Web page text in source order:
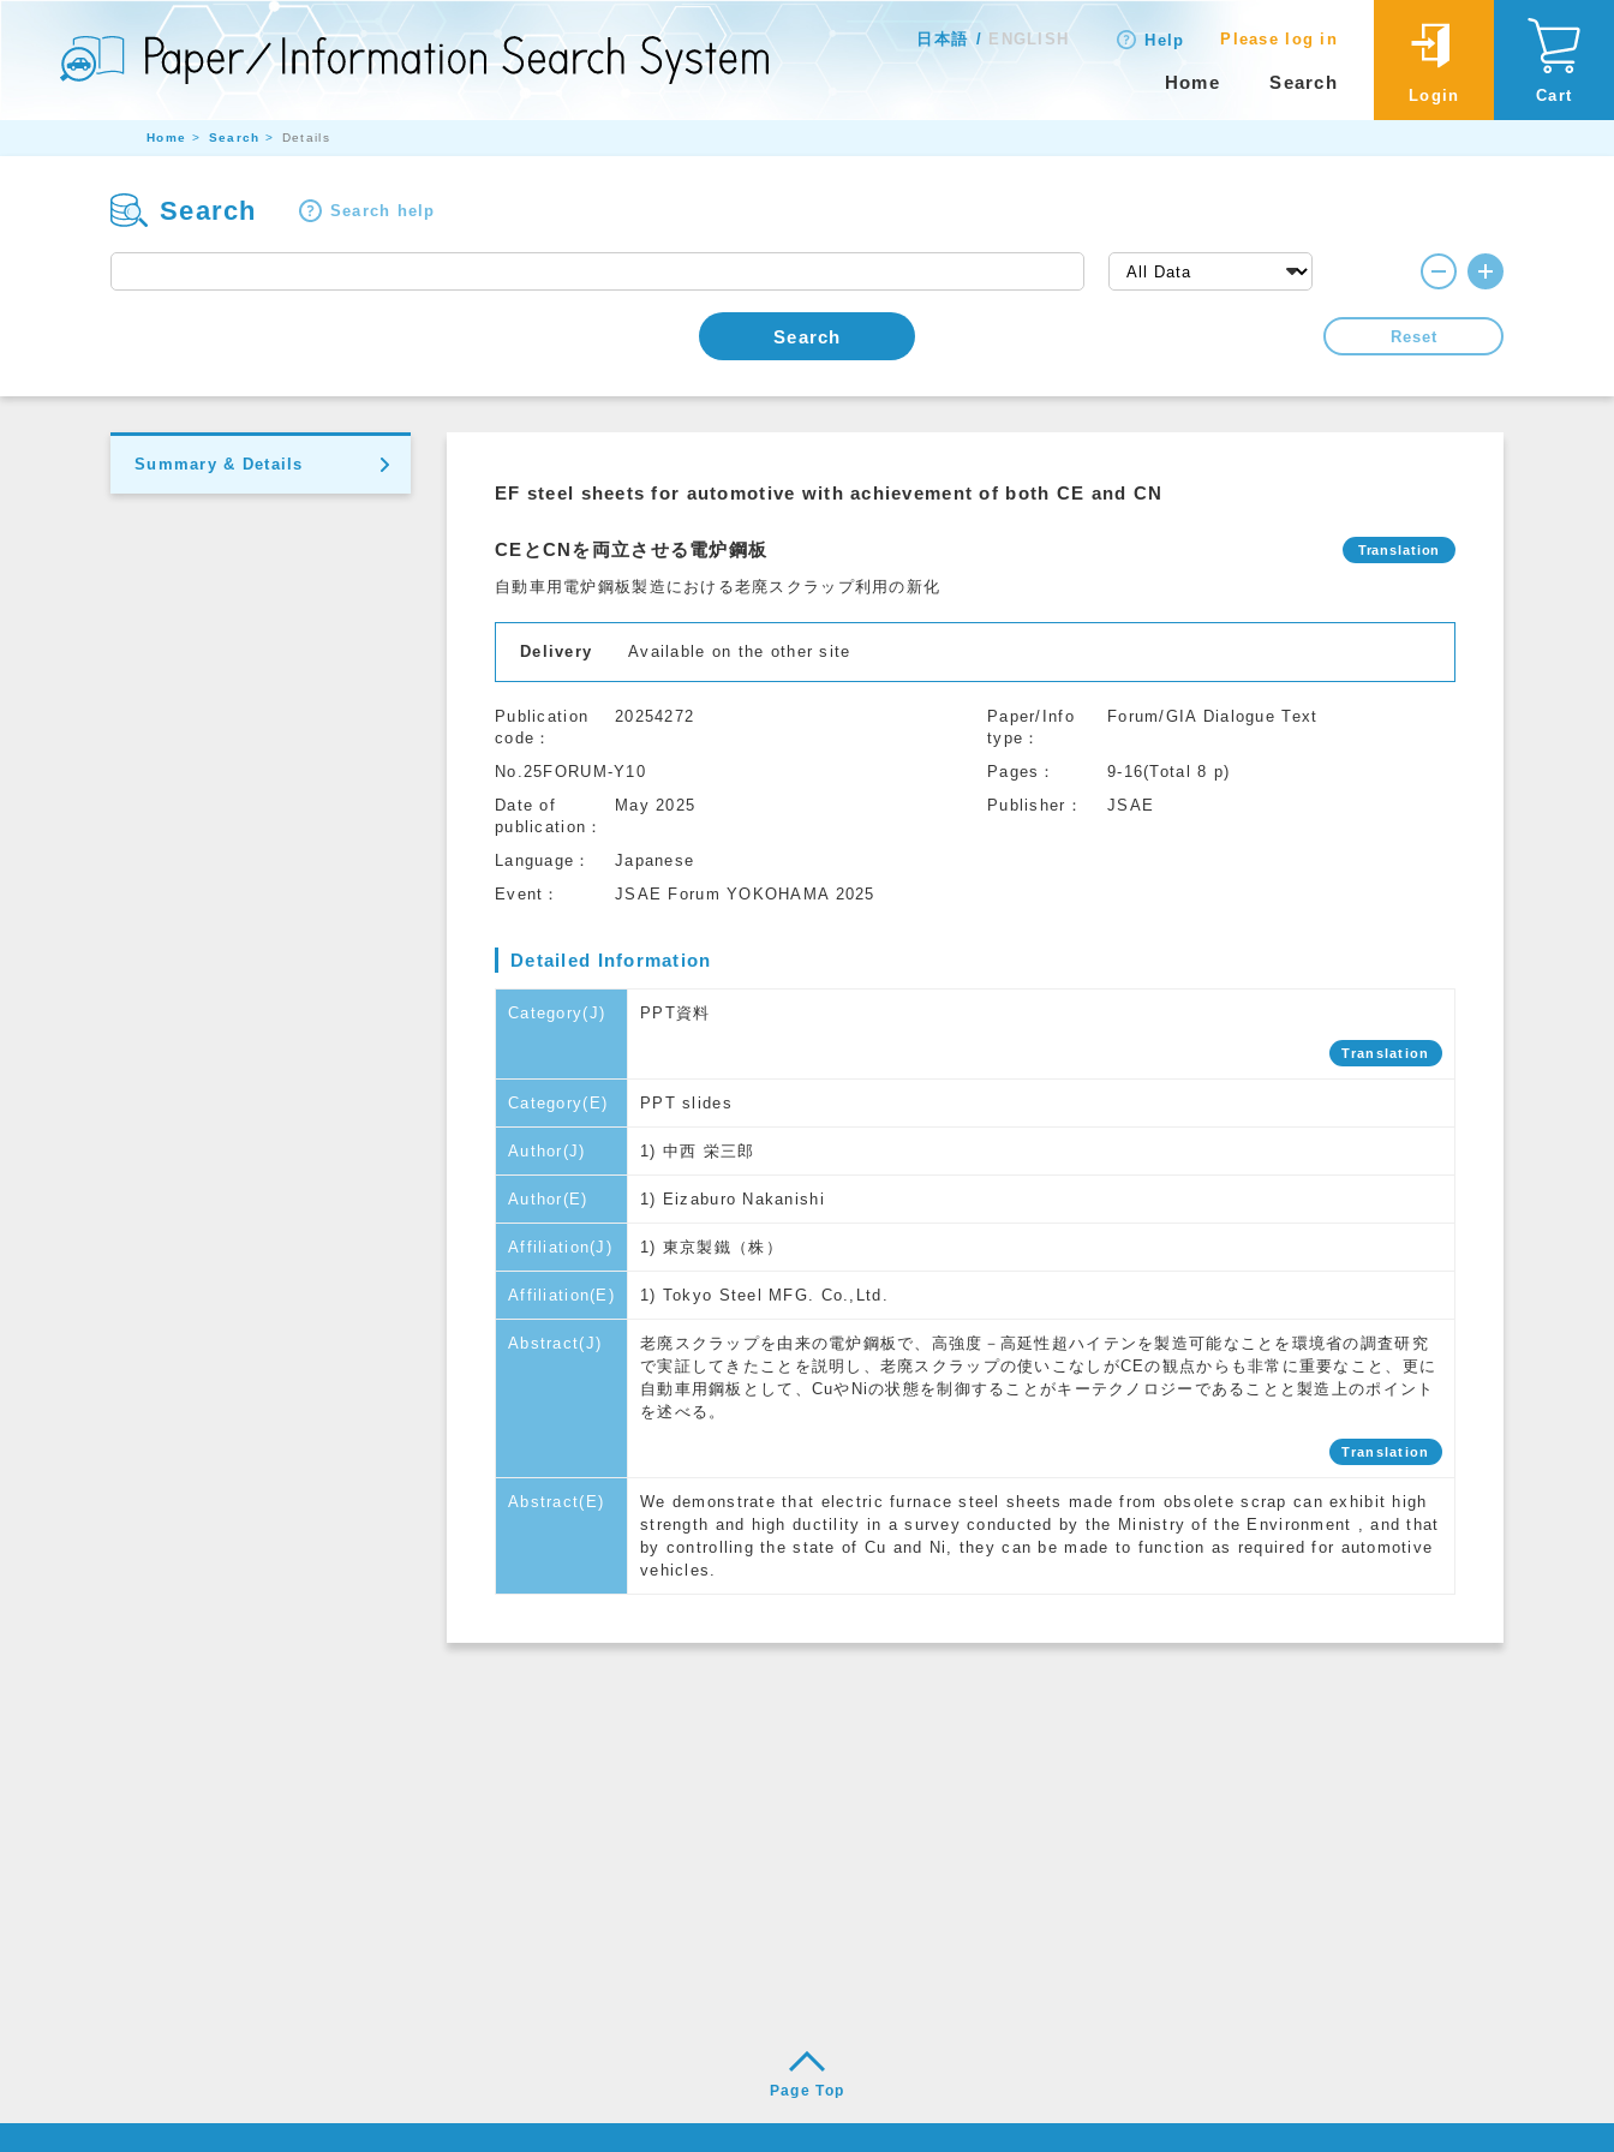
日本語 ENGLISH Help Please log in
Home Search
Login Cart
Home Search Details
Search Search help
Search Reset
Summary & Details
EF steel sheets for automotive with achievement of both CE and CN
CEとCNを両立させる電炉鋼板
自動車用電炉鋼板製造における老廃スクラップ利用の新化
Delivery Available on the other site
Publication
code
20254272
Paper/Info
type
Forum/GIA Dialogue Text
No.25FORUM-Y10 Pages
9-16(Total 8 p)
Date of
publication
May 2025 Publisher JSAE
Language
Japanese
Event
JSAE Forum YOKOHAMA 2025
Detailed Information
Category(J) PPT資料
Translation
Category(E) PPT slides
Author(J) 1) 中西 栄三郎
Author(E) 1) Eizaburo Nakanishi
Affiliation(J) 1) 東京製鐵（株）
Affiliation(E) 1) Tokyo Steel MFG. Co.,Ltd.
Abstract(J)
老廃スクラップを由来の電炉鋼板で、高強度－高延性超ハイテンを製造可能なことを環境省の調査研究
で実証してきたことを説明し、老廃スクラップの使いこなしがCEの観点からも非常に重要なこと、更に
自動車用鋼板として、CuやNiの状態を制御することがキーテクノロジーであることと製造上のポイント
を述べる。
Translation
Abstract(E)
We demonstrate that electric furnace steel sheets made from obsolete scrap can exhibit high
strength and high ductility in a survey conducted by the Ministry of the Environment , and that
by controlling the state of Cu and Ni, they can be made to function as required for automotive
vehicles.
Page Top